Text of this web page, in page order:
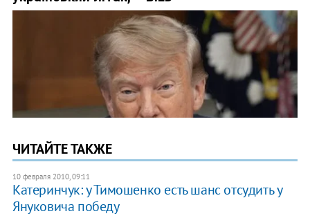
ЧИТАЙТЕ ТАКЖЕ
10 февраля 2010, 09:11
Катеринчук: у Тимошенко есть шанс отсудить у
Януковича победу